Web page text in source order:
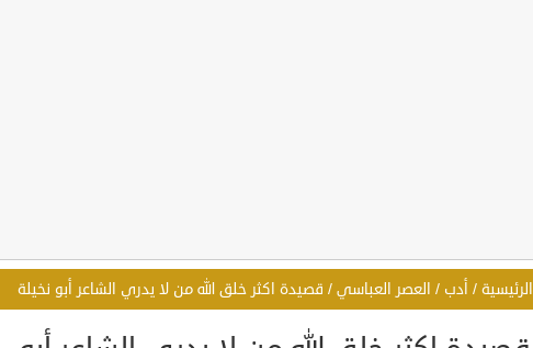
الرئيسية / أدب / العصر العباسي / قصيدة اكثر خلق الله من لا يدري الشاعر أبو نخيلة